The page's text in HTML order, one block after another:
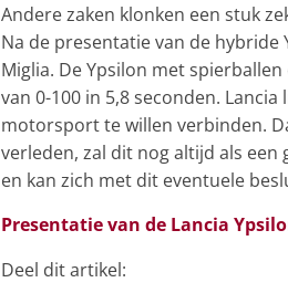
Andere zaken klonken een stuk
Na de presentatie van de
Miglia. De Ypsilon met
van 0-100 in 5,8 seconden.
motorsport te willen verbinden.
verleden, zal dit nog altijd als
en kan zich met dit eventuele
Presentatie van de Lancia
Deel dit artikel: